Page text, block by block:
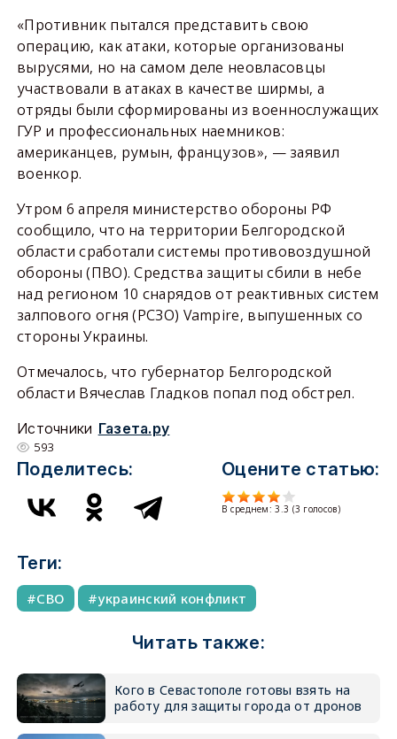
«Противник пытался представить свою
операцию, как атаки, которые организованы
вырусями, но на самом деле неовласовцы
участвовали в атаках в качестве ширмы, а
отряды были сформированы из военнослужащих
ГУР и профессиональных наемников:
американцев, румын, французов», — заявил
военкор.
Утром 6 апреля министерство обороны РФ
сообщило, что на территории Белгородской
области сработали системы противовоздушной
обороны (ПВО). Средства защиты сбили в небе
над регионом 10 снарядов от реактивных систем
залпового огня (РСЗО) Vampire, выпушенных со
стороны Украины.
Отмечалось, что губернатор Белгородской
области Вячеслав Гладков попал под обстрел.
Источники Газета.ру
593
Поделитесь: Оцените статью:
В среднем:3.3 (3 голосов)
Теги:
СВО украинский конфликт
Читать также:
Кого в Севастополе готовы взять на
работу для защиты города от дронов